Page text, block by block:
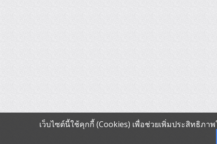
เว็บไซต์นี้ใช้คุกกี้ (Cookies) เพื่อช่วยเพิ่มประสิทธิภ